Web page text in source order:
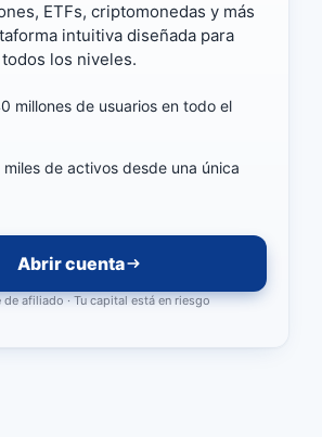
ETFs, criptomonedas y más
intuitiva diseñada para
los niveles.
millones de usuarios en todo el
miles de activos desde una única
Abrir cuenta
de afiliado · Tu capital está en riesgo